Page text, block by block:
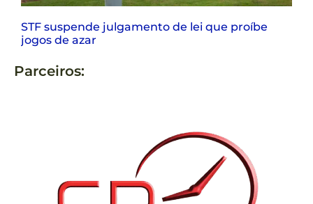
STF suspende julgamento de lei que proíbe
jogos de azar
Parceiros: